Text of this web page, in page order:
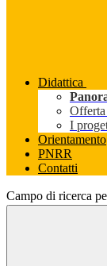
Didattica
I
Orientamento
PNRR
Contatti
Campo di ricerca